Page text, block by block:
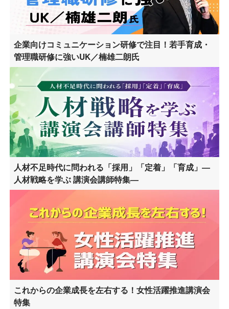
企業向けコミュニケーション研修で注目！若手育成・
管理職研修に強いUK／楠雄二朗氏
人材不足時代に問われる「採用」「定着」「育成」―
人材戦略を学ぶ 講演会講師特集―
これからの企業成長を左右する！女性活躍推進講演会
特集